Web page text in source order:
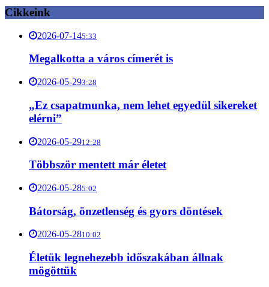
Cikkeink
2026-07-145:33
Megalkotta a város címerét is
2026-05-293:28
„Ez csapatmunka, nem lehet egyedül sikereket
elérni”
2026-05-2912:28
Többször mentett már életet
2026-05-285:02
Bátorság, önzetlenség és gyors döntések
2026-05-2810:02
Életük legnehezebb időszakában állnak
mögöttük